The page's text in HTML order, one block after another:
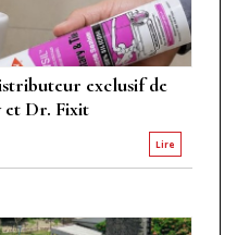
exclusif de
et Dr. Fixit
Lire